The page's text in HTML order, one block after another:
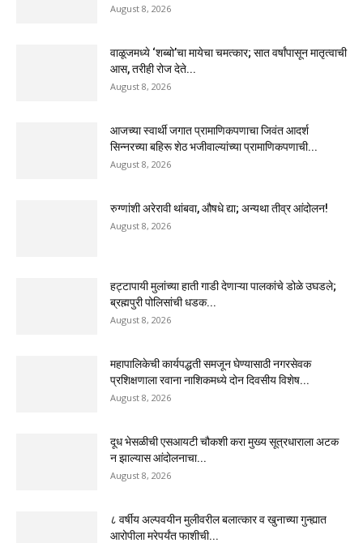
August 8, 2026
वाळूजमध्ये ‘शब्बो’चा मायेचा चमत्कार; सात वर्षांपासून मातृत्वाची
आस, तरीही रोज देते...
August 8, 2026
आजच्या स्वार्थी जगात प्रामाणिकपणाचा जिवंत आदर्श
सिन्नरच्या बहिरू शेठ भजीवाल्यांच्या प्रामाणिकपणाची...
August 8, 2026
रुग्णांशी अरेरावी थांबवा, औषधे द्या; अन्यथा तीव्र आंदोलन!
August 8, 2026
हट्टापायी मुलांच्या हाती गाडी देणाऱ्या पालकांचे डोळे उघडले;
ब्रह्मपुरी पोलिसांची धडक...
August 8, 2026
महापालिकेची कार्यपद्धती समजून घेण्यासाठी नगरसेवक
प्रशिक्षणाला रवाना नाशिकमध्ये दोन दिवसीय विशेष...
August 8, 2026
दूध भेसळीची एसआयटी चौकशी करा मुख्य सूत्रधाराला अटक
न झाल्यास आंदोलनाचा...
August 8, 2026
८ वर्षीय अल्पवयीन मुलीवरील बलात्कार व खुनाच्या गुन्ह्यात
आरोपीला मरेपर्यंत फाशीची...